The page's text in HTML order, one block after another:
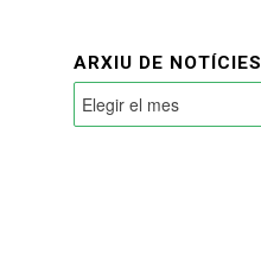
ARXIU DE NOTÍCIES